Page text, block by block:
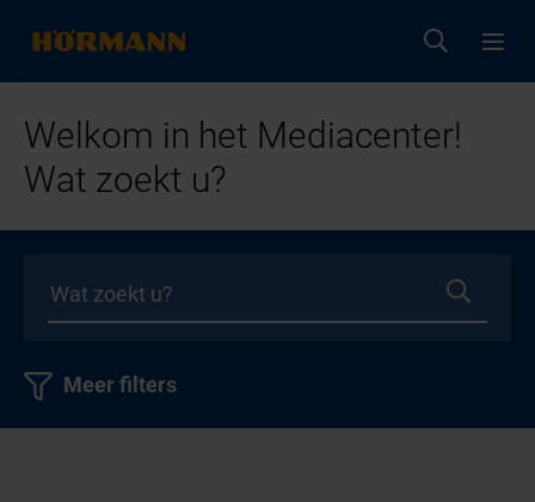
Welkom in het Mediacenter!
Wat zoekt u?
Meer filters